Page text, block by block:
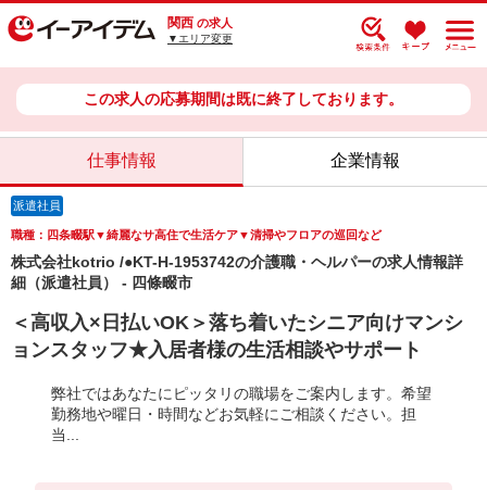
関西 の求人
▼エリア変更
この求人の応募期間は既に終了しております。
仕事情報 企業情報
派遣社員
職種：四条畷駅▼綺麗なサ高住で生活ケア▼清掃やフロアの巡回など
株式会社kotrio /●KT-H-1953742の介護職・ヘルパーの求人情報詳
細（派遣社員） - 四條畷市
＜高収入×日払いOK＞落ち着いたシニア向けマンシ
ョンスタッフ★入居者様の生活相談やサポート
弊社ではあなたにピッタリの職場をご案内します。希望
勤務地や曜日・時間などお気軽にご相談ください。担
当...